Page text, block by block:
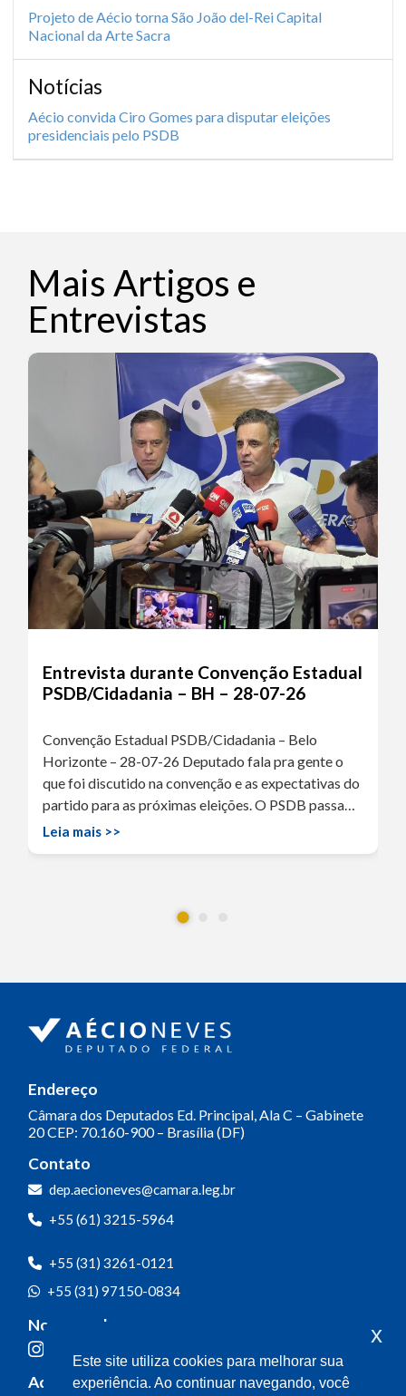
Projeto de Aécio torna São João del-Rei Capital
Nacional da Arte Sacra
Notícias
Aécio convida Ciro Gomes para disputar eleições
presidenciais pelo PSDB
Mais Artigos e
Entrevistas
Entrevista durante Convenção Estadual
PSDB/Cidadania – BH – 28-07-26
Convenção Estadual PSDB/Cidadania – Belo
Horizonte – 28-07-26 Deputado fala pra gente o
que foi discutido na convenção e as expectativas do
partido para as próximas eleições. O PSDB passa…
Leia mais >>
Endereço
Câmara dos Deputados Ed. Principal, Ala C – Gabinete
20CEP: 70.160-900 – Brasília (DF)
Contato
dep.aecioneves@camara.leg.br
+55 (61) 3215-5964
+55 (31) 3261-0121
+55 (31) 97150-0834
Nossas redes
Acompanhe o meu mandato
Este site utiliza cookies para melhorar sua
experiência. Ao continuar navegando, você
x